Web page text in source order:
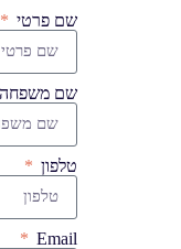
שם פרטי
שם משפחה
טלפון
Email